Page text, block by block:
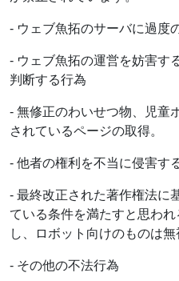
- ウェブ魚拓のサーバに過度
- ウェブ魚拓の運営を妨害す
判断する行為
- 無修正のわいせつ物、児童
されているページの取得。
- 他者の権利を不当に侵害す
- 最終改正された著作権法に
ている条件を満たすと思わ
し、ロボット向けのものは
- その他の不法行為